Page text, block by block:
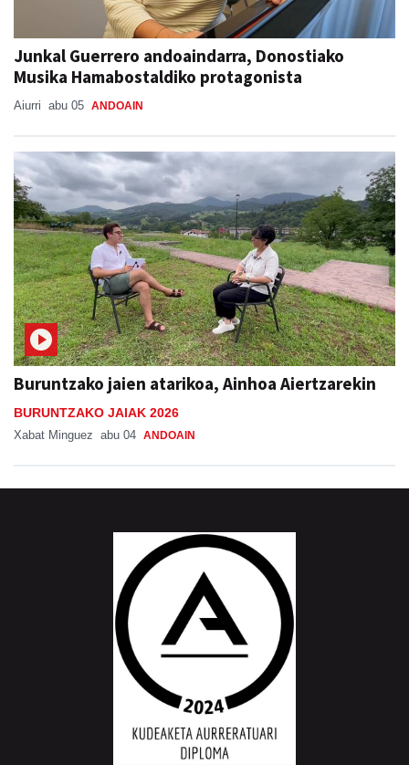
Junkal Guerrero andoaindarra, Donostiako
Musika Hamabostaldiko protagonista
Aiurri abu 05 ANDOAIN
Buruntzako jaien atarikoa, Ainhoa Aiertzarekin
BURUNTZAKO JAIAK 2026
Xabat Minguez abu 04 ANDOAIN